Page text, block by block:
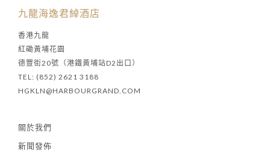
九龍海逸君綽酒店
香港九龍
紅磡黃埔花園
德豐街20號（港鐵黃埔站D2出口）
TEL: (852) 2621 3188
HGKLN@HARBOURGRAND.COM
關於我們
新聞發佈